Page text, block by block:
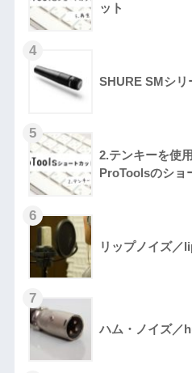
ット
SHURE SMシリ
2.テンキーを使
ProToolsのショ
リップノイズ／
ハム・ノイズ／